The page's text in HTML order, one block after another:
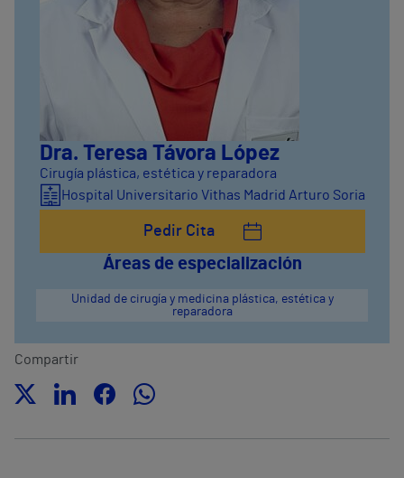
Dra. Teresa Távora López
Cirugía plástica, estética y reparadora
Hospital Universitario Vithas Madrid Arturo Soria
Pedir Cita
Áreas de especialización
Unidad de cirugía y medicina plástica, estética y
reparadora
Compartir